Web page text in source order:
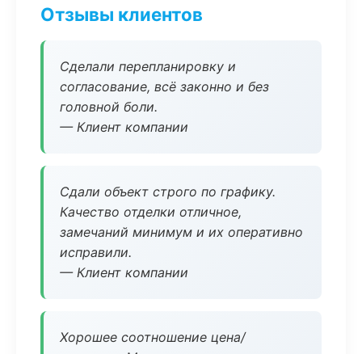
Отзывы клиентов
Сделали перепланировку и
согласование, всё законно и без
головной боли.
— Клиент компании
Сдали объект строго по графику.
Качество отделки отличное,
замечаний минимум и их оперативно
исправили.
— Клиент компании
Хорошее соотношение цена/